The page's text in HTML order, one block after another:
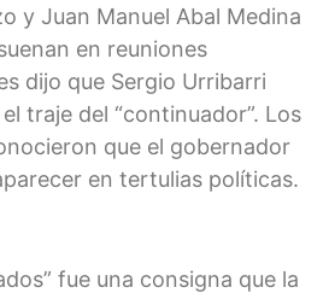
y Juan Manuel Abal Medina
en reuniones
dijo que Sergio Urribarri
traje del “continuador”. Los
que el gobernador
en tertulias políticas.
fue una consigna que la